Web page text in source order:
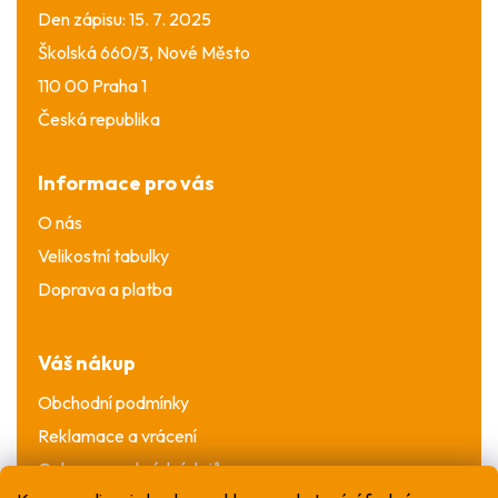
Den zápisu: 15. 7. 2025
Školská 660/3, Nové Město
110 00 Praha 1
Česká republika
Informace pro vás
O nás
Velikostní tabulky
Doprava a platba
Váš nákup
Obchodní podmínky
Reklamace a vrácení
Ochrana osobních údajů